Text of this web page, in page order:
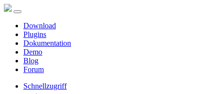
Download
Plugins
Dokumentation
Demo
Blog
Forum
Schnellzugriff